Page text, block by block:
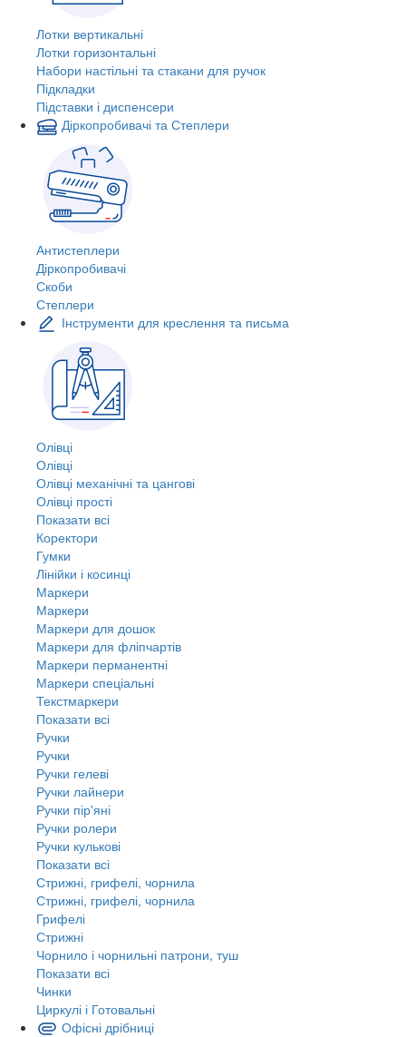
Лотки вертикальні
Лотки горизонтальні
Набори настільні та стакани для ручок
Підкладки
Підставки і диспенсери
Діркопробивачі та Степлери
Антистеплери
Діркопробивачі
Скоби
Степлери
Інструменти для креслення та письма
Олівці
Олівці
Олівці механічні та цангові
Олівці прості
Показати всі
Коректори
Гумки
Лінійки і косинці
Маркери
Маркери
Маркери для дошок
Маркери для фліпчартів
Маркери перманентні
Маркери спеціальні
Текстмаркери
Показати всі
Ручки
Ручки
Ручки гелеві
Ручки лайнери
Ручки пір'яні
Ручки ролери
Ручки кулькові
Показати всі
Стрижні, грифелі, чорнила
Стрижні, грифелі, чорнила
Грифелі
Стрижні
Чорнило і чорнильні патрони, туш
Показати всі
Чинки
Циркулі і Готовальні
Офісні дрібниці